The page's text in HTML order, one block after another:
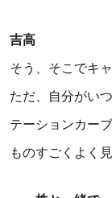
吉高
そう、そこでキ
ただ、自分がい
テーションカー
ものすごくよく